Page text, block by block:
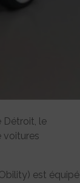
Détroit, le
voitures
est équipé